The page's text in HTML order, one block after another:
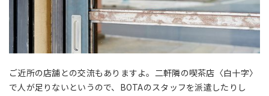
ご近所の店舗との交流もありますよ。二軒隣の喫茶店〈白十字〉
で人が足りないというので、BOTAのスタッフを派遣したりし